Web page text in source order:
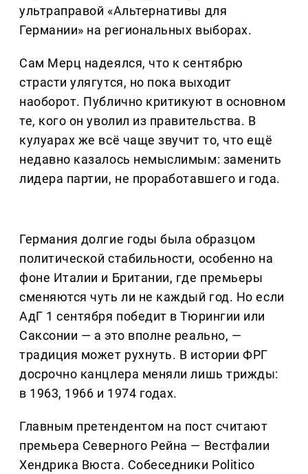
ультраправой «Альтернативы для
Германии» на региональных выборах.
Сам Мерц надеялся, что к сентябрю
страсти улягутся, но пока выходит
наоборот. Публично критикуют в основном
те, кого он уволил из правительства. В
кулуарах же всё чаще звучит то, что ещё
недавно казалось немыслимым: заменить
лидера партии, не проработавшего и года.
Германия долгие годы была образцом
политической стабильности, особенно на
фоне Италии и Британии, где премьеры
сменяются чуть ли не каждый год. Но если
АдГ 1 сентября победит в Тюрингии или
Саксонии — а это вполне реально, —
традиция может рухнуть. В истории ФРГ
досрочно канцлера меняли лишь трижды:
в 1963, 1966 и 1974 годах.
Главным претендентом на пост считают
премьера Северного Рейна — Вестфалии
Хендрика Вюста. Собеседники Politico